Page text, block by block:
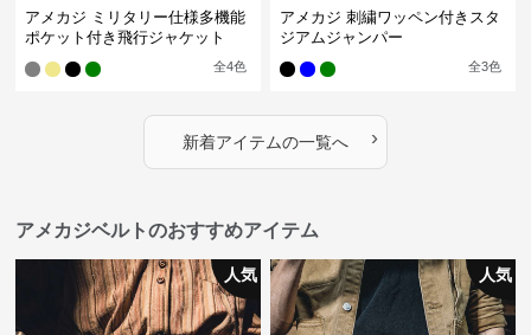
アメカジ ミリタリー仕様多機能
ポケット付き飛行ジャケット
全4色
アメカジ 刺繍ワッペン付きスタ
ジアムジャンパー
全3色
新着アイテムの一覧へ ›
アメカジベルトのおすすめアイテム
人気 人気